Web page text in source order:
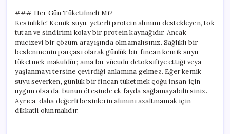
### Her Gün Tüketilmeli Mi?
Kesinlikle! Kemik suyu, yeterli protein alımını destekleyen, tok
tutan ve sindirimi kolay bir protein kaynağıdır. Ancak
mucizevi bir çözüm arayışında olmamalısınız. Sağlıklı bir
beslenmenin parçası olarak günlük bir fincan kemik suyu
tüketmek makuldür; ama bu, vücudu detoksifiye ettiği veya
yaşlanmayı tersine çevirdiği anlamına gelmez. Eğer kemik
suyu severken, günlük bir fincan tüketmek çoğu insan için
uygun olsa da, bunun ötesinde ek fayda sağlamayabilirsiniz.
Ayrıca, daha değerli besinlerin alımını azaltmamak için
dikkatli olunmalıdır.